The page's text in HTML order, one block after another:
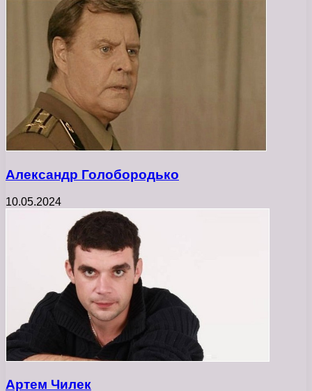
Александр Голобородько
10.05.2024
Артем Чилек